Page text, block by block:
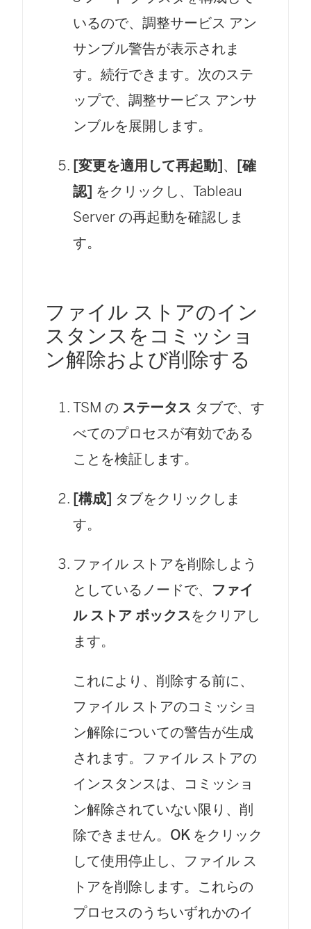
いるので、調整サービス アン
サンブル警告が表示されま
す。続行できます。次のステ
ップで、調整サービス アンサ
ンブルを展開します。
[変更を適用して再起動] 、
[確
認] をクリックし、Tableau
Server の再起動を確認しま
す。
ファイル ストアのイン
スタンスをコミッショ
ン解除および削除する
TSM の ステータス タブで、す
べてのプロセスが有効である
ことを検証します。
[構成] タブをクリックしま
す。
ファイル ストアを削除しよう
としているノードで、 ファイ
ル ストア ボックスをクリアし
ます。
これにより、削除する前に、
ファイル ストアのコミッショ
ン解除についての警告が生成
されます。ファイル ストアの
インスタンスは、コミッショ
ン解除されていない限り、削
除できません。 OK をクリック
して使用停止し、ファイル ス
トアを削除します。これらの
プロセスのうちいずれかのイ